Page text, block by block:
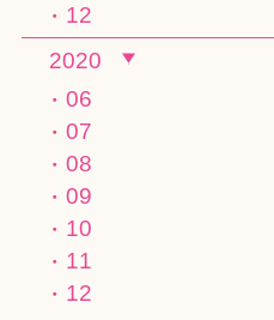
12
2020
06
07
08
09
10
11
12